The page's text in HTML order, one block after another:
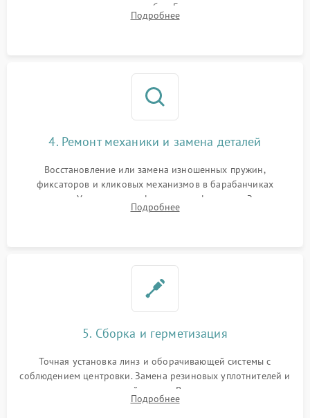
покрытия или появления грибка. Бережная очистка стекол
спецрастворами. Проверка целостности гравированной
Подробнее
4. Ремонт механики и замена деталей
Восстановление или замена изношенных пружин,
фиксаторов и кликовых механизмов в барабанчиках
поправок. Устранение люфтов в трансфокаторе. Замена
поврежденных линз, разбитой сетки или восстановление
Подробнее
5. Сборка и герметизация
Точная установка линз и оборачивающей системы с
соблюдением центровки. Замена резиновых уплотнителей и
нанесение влагозащитной смазки. Вакуумирование корпуса
и заполнение его осушенным азотом или аргоном для
Подробнее